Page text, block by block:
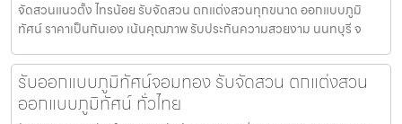
จัดสวนแนวตั้ง ไทรน้อย รับจัดสวน ตกแต่งสวนทุกขนาด ออกแบบภูมิ
ทัศน์ ราคาเป็นกันเอง เน้นคุณภาพ รับประกันความสวยงาม นนทบุรี จ
รับออกแบบภูมิทัศน์จอมทอง รับจัดสวน ตกแต่งสวน
ออกแบบภูมิทัศน์ ทั่วไทย